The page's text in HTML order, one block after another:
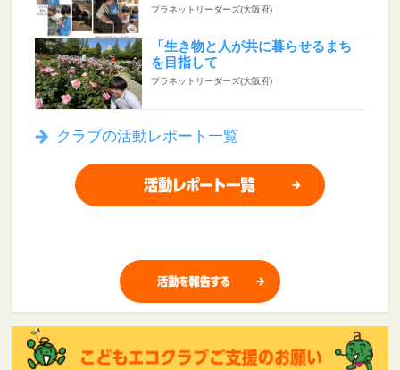
プラネットリーダーズ(大阪府)
「生き物と人が共に暮らせるまち
を目指して
プラネットリーダーズ(大阪府)
クラブの活動レポート一覧